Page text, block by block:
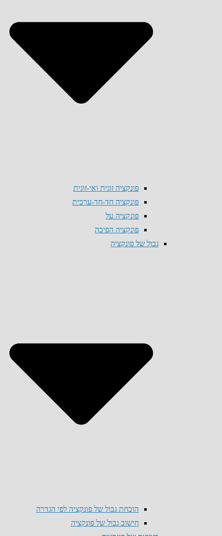
פונקציה זוגית ואי-זוגית
פונקציה חד-חד-ערכית
פונקציה על
פונקציה הפיכה
גבול של פונקציה
הוכחת גבול של פונקציה לפי הגדרה
חישוב גבול של פונקציה